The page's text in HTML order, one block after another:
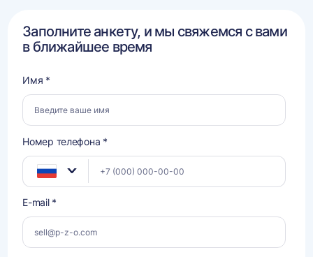
Заполните анкету, и мы свяжемся с вами
в ближайшее время
Имя *
Номер телефона *
E-mail *